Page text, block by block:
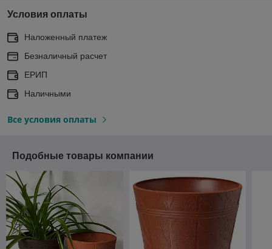
Условия оплаты
Наложенный платеж
Безналичный расчет
ЕРИП
Наличными
Все условия оплаты
Подобные товары компании